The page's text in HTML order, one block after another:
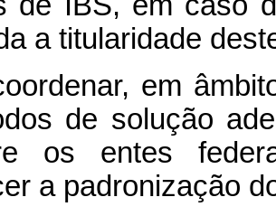
a titularidade
em
de solução
os entes
a padronização